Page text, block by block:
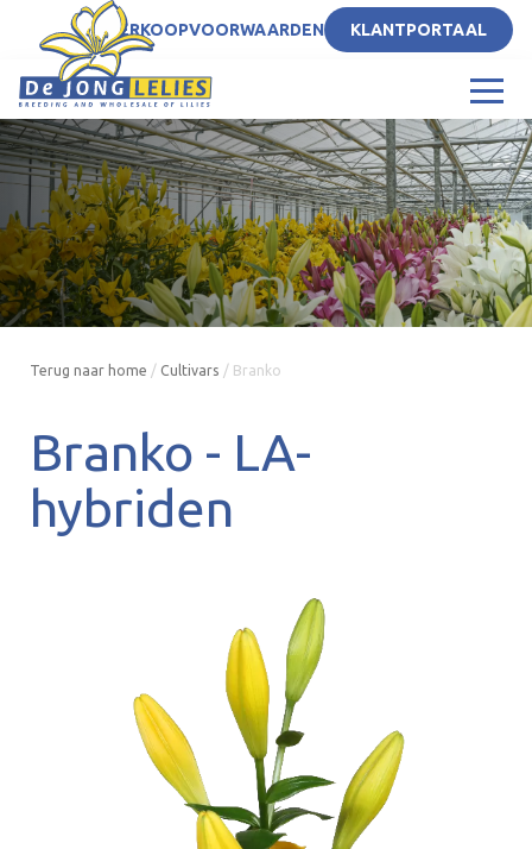
NLVERKOOPVOORWAARDEN KLANTPORTAAL
Terug naar home / Cultivars / Branko
Branko - LA-
hybriden